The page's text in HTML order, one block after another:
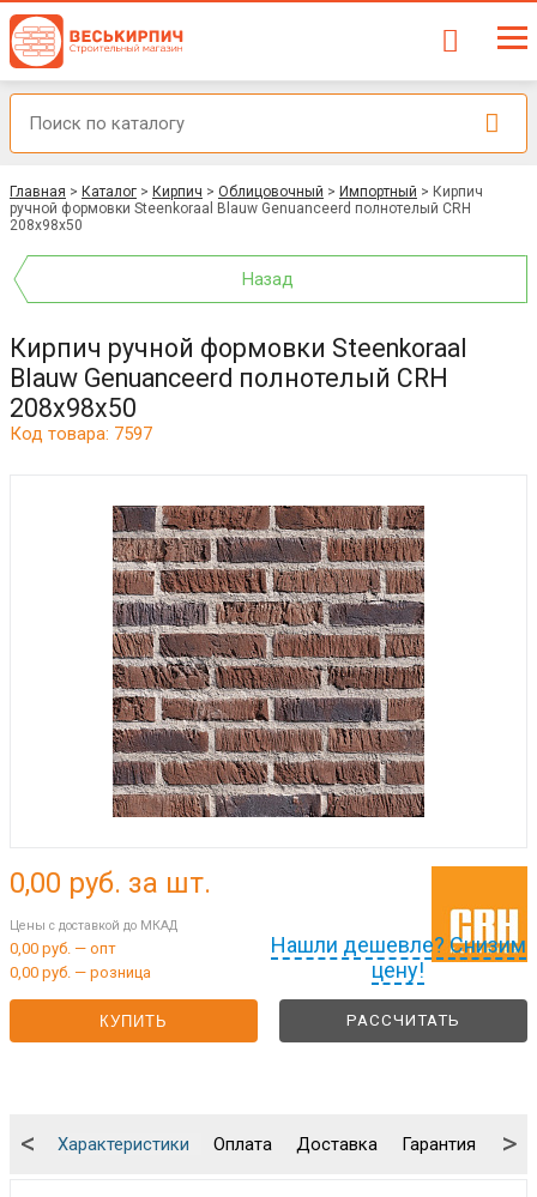
Главная > Каталог > Кирпич > Облицовочный > Импортный > Кирпич
ручной формовки Steenkoraal Blauw Genuanceerd полнотелый CRH
208x98x50
Назад
Кирпич ручной формовки Steenkoraal
Blauw Genuanceerd полнотелый CRH
208x98x50
Код товара: 7597
Нашли дешевле? Снизим
цену!
0,00 руб. за шт.
Цены с доставкой до МКАД
0,00 руб. — опт
0,00 руб. — розница
КУПИТЬ РАССЧИТАТЬ
Характеристики Оплата Доставка Гарантия
< >